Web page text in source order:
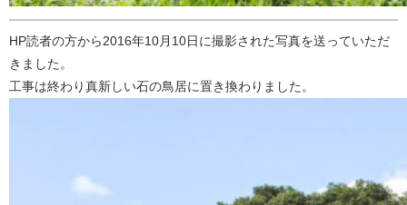
HP読者の方から2016年10月10日に撮影された写真を送っていただ
きました。
工事は終わり真新しい石の鳥居に置き換わりました。